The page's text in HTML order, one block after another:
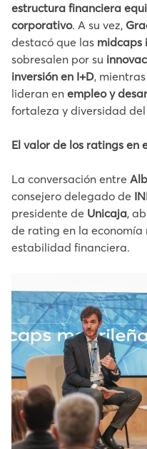
estructura financiera
corporativo. A su vez,
destacó que las midcaps
sobresalen por su
inversión en I+D,
lideran en empleo y
fortaleza y diversidad
El valor de los ratings en
La conversación entre
consejero delegado de
presidente de Unicaja,
de rating en la economía
estabilidad financiera.